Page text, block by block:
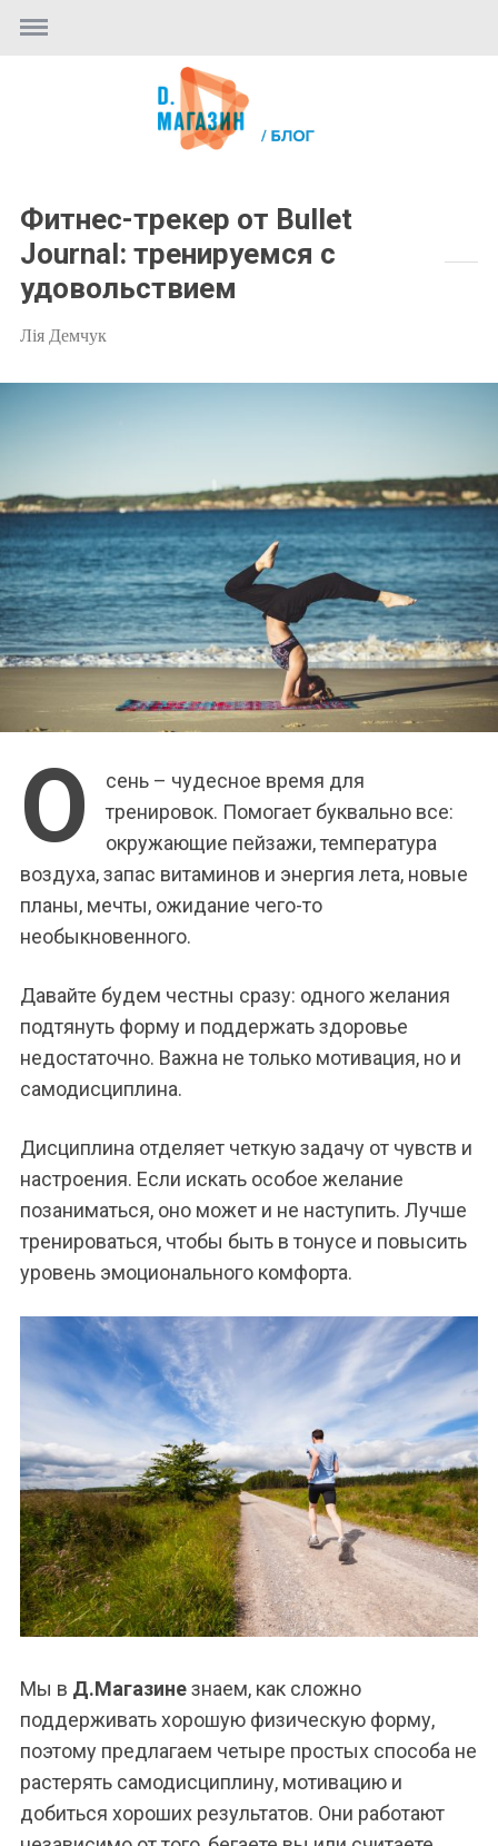
Фитнес-трекер от Bullet
Journal: тренируемся с
удовольствием
Лія Демчук
О
сень – чудесное время для
тренировок. Помогает буквально все:
окружающие пейзажи, температура
воздуха, запас витаминов и энергия лета, новые
планы, мечты, ожидание чего-то
необыкновенного.
Давайте будем честны сразу: одного желания
подтянуть форму и поддержать здоровье
недостаточно. Важна не только мотивация, но и
самодисциплина.
Дисциплина отделяет четкую задачу от чувств и
настроения. Если искать особое желание
позаниматься, оно может и не наступить. Лучше
тренироваться, чтобы быть в тонусе и повысить
уровень эмоционального комфорта.
Мы в Д.Магазинезнаем, как сложно
поддерживать хорошую физическую форму,
поэтому предлагаем четыре простых способа не
растерять самодисциплину, мотивацию и
добиться хороших результатов. Они работают